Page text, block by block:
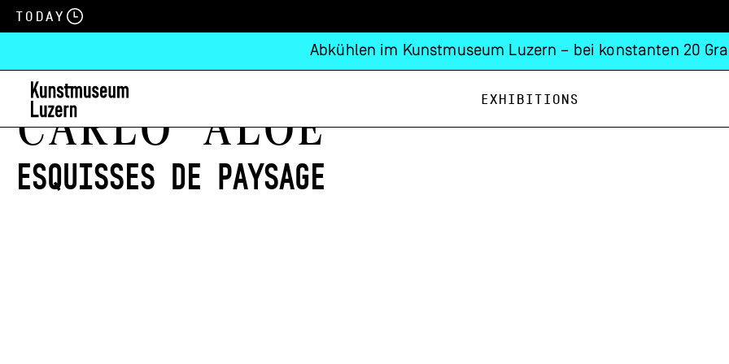
Today
Abkühlen im Kunstmuseum Luzern – bei konstanten 20
Exhibitions
Carlo Aloe
Esquisses de paysage